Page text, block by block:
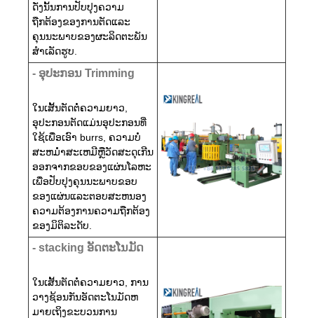
ດັ່ງນັ້ນການປັບປຸງຄວາມ
ຖືກຕ້ອງຂອງການຕັດແລະ
ຄຸນນະພາບຂອງຜະລິດຕະພັນ
ສໍາເລັດຮູບ.
- ອຸ​ປະ​ກອນ Trimming​
ໃນເສັ້ນຕັດຕໍ່ຄວາມຍາວ,
ອຸປະກອນຕັດແມ່ນອຸປະກອນທີ່
ໃຊ້ເພື່ອເອົາ burrs, ຄວາມບໍ່
ສະຫມໍ່າສະເຫມີຫຼືວັດສະດຸເກີນ
ອອກຈາກຂອບຂອງແຜ່ນໂລຫະ
ເພື່ອປັບປຸງຄຸນນະພາບຂອບ
ຂອງແຜ່ນແລະຕອບສະຫນອງ
ຄວາມຕ້ອງການຄວາມຖືກຕ້ອງ
ຂອງມິຕິລະດັບ.
- stacking ອັດຕະໂນມັດ
ໃນເສັ້ນຕັດຕໍ່ຄວາມຍາວ, ການ
ວາງຊ້ອນກັນອັດຕະໂນມັດຫ
ມາຍເຖິງຂະບວນການ